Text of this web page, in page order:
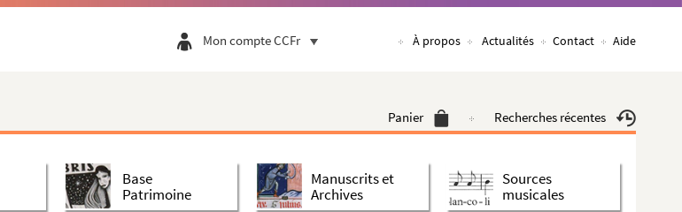
Mon compte CCFr À propos Actualités Contact Aide
Panier Recherches récentes
Base
Patrimoine
Manuscrits et
Archives
Sources
musicales